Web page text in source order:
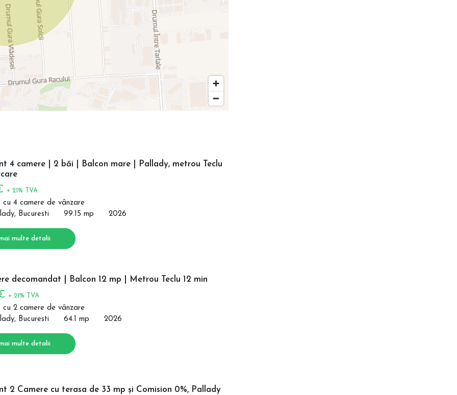
4 camere | 2 băi | Balcon mare | Pallady, metrou Teclu
+ 21% TVA
4 camere de vânzare
Bucuresti
99.15 mp 2026
multe detalii
decomandat | Balcon 12 mp | Metrou Teclu 12 min
+ 21% TVA
2 camere de vânzare
Bucuresti
64.1 mp 2026
multe detalii
2 Camere cu terasa de 33 mp și Comision 0%, Pallady